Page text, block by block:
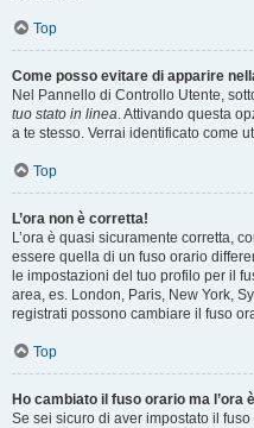
Top
Come posso evitare di apparire
Nel Pannello di Controllo Utente,
tuo stato in linea. Attivando questa
a te stesso. Verrai identificato come
Top
L’ora non è corretta!
L’ora è quasi sicuramente corretta,
essere quella di un fuso orario
le impostazioni del tuo profilo per il
area, es. London, Paris, New York,
registrati possono cambiare il fuso
Top
Ho cambiato il fuso orario ma l’ora
Se sei sicuro di aver impostato il